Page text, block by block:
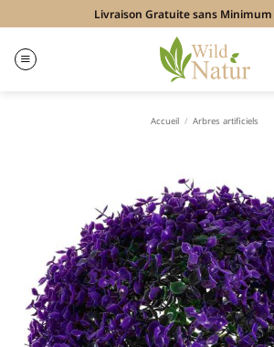
au
Livraison Gratuite sans
Accueil / Arbres artificiels